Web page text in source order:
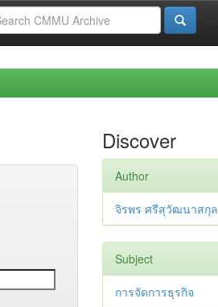
Discover
Author
จิรพร ศรีสุวัฒนาสกุล
Subject
การจัดการธุรกิจ